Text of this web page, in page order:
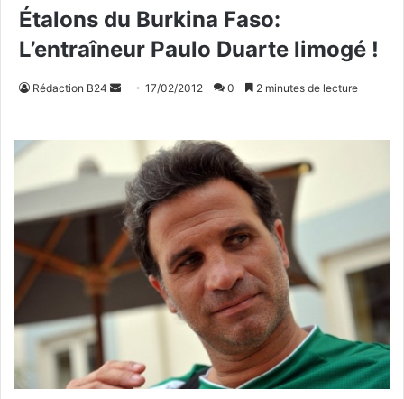
Étalons du Burkina Faso:
L’entraîneur Paulo Duarte limogé !
Rédaction B24
y
e
r
u
n
r
i
17/02/2012 0 2 minutes de lecture